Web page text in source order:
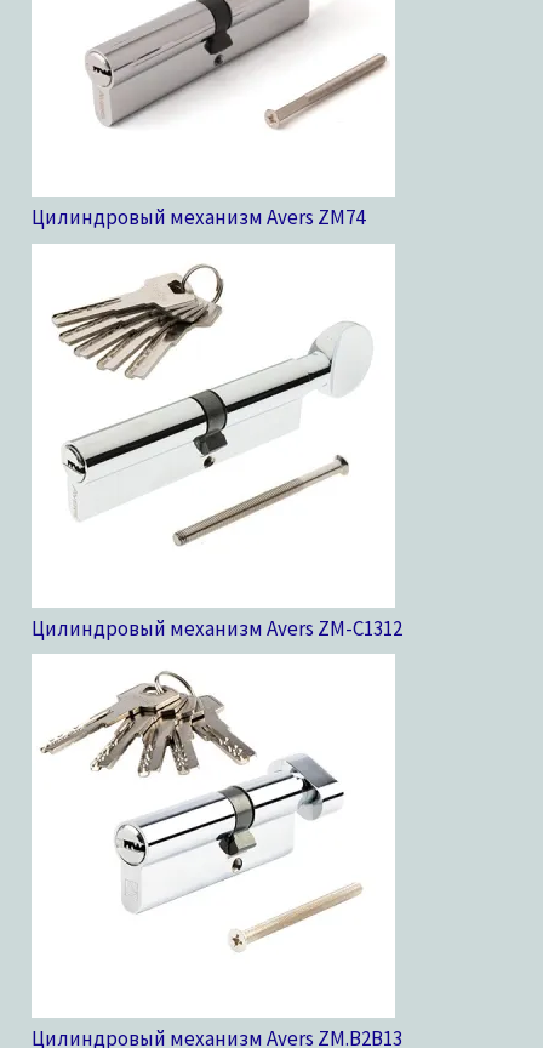
Цилиндровый механизм Avers ZM74
Цилиндровый механизм Avers ZM-C1312
Цилиндровый механизм Avers ZM.B2B13